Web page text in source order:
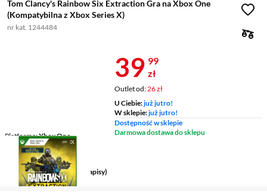
Tom Clancy's Rainbow Six Extraction Gra na Xbox One
(Kompatybilna z Xbox Series X)
nr kat. 1244484
Platforma Xbox One
Data premiery 20.01.2022
Gatunek akcja, strzelanka
Wersja językowa polska (napisy)
Cena 39,99
39 99
zł
Outlet od: 26 zł
U Ciebie:już jutro!
W sklepie:już jutro!
Dostępność w sklepie
Darmowa dostawa do sklepu